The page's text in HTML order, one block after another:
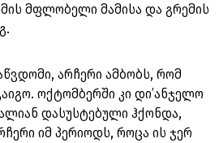
მფლობელი მამისა და გრემის
არჩერი ამბობს, რომ
ოქტომბერში კი დი’ანჯელო
დასუსტებული ჰქონდა,
იმ პერიოდს, როცა ის ჯერ